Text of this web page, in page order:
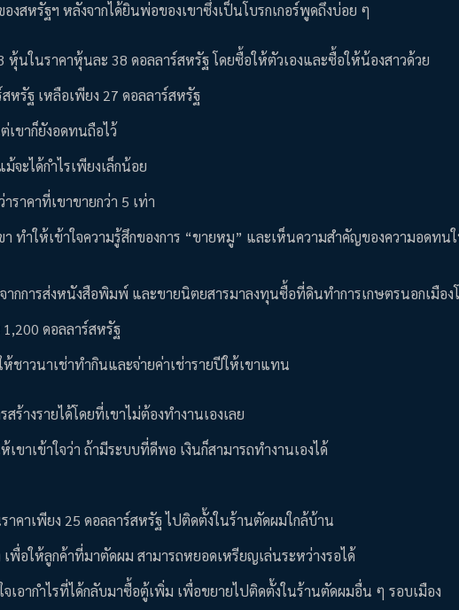
สหรัฐฯ หลังจากได้ยินพ่อของเขาซึ่งเป็นโบรกเกอร์พูดถึงบ่อย ๆ
นในราคาหุ้นละ 38 ดอลลาร์สหรัฐ โดยซื้อให้ตัวเองและซื้อให้น้องสาวด้วย
หรัฐ เหลือเพียง 27 ดอลลาร์สหรัฐ
เขาก็ยังอดทนถือไว้
ะได้กำไรเพียงเล็กน้อย
าคาที่เขาขายกว่า 5 เท่า
ทำให้เข้าใจความรู้สึกของการ “ขายหมู” และเห็นความสำคัญของความอดทน
กการส่งหนังสือพิมพ์ และขายนิตยสารมาลงทุนซื้อที่ดินทำการเกษตรนอกเมือง
ดอลลาร์สหรัฐ
ชาวนาเช่าทำกินและจ่ายค่าเช่ารายปีให้เขาแทน
างรายได้โดยที่เขาไม่ต้องทำงานเองเลย
ขาเข้าใจว่า ถ้ามีระบบที่ดีพอ เงินก็สามารถทำงานเองได้
คาเพียง 25 ดอลลาร์สหรัฐ ไปติดตั้งในร้านตัดผมใกล้บ้าน
พื่อให้ลูกค้าที่มาตัดผม สามารถหยอดเหรียญเล่นระหว่างรอได้
เอากำไรที่ได้กลับมาซื้อตู้เพิ่ม เพื่อขยายไปติดตั้งในร้านตัดผมอื่น ๆ รอบเมือง